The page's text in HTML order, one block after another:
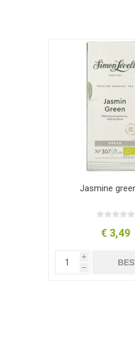
Jasmine
€ 3,49
i
h